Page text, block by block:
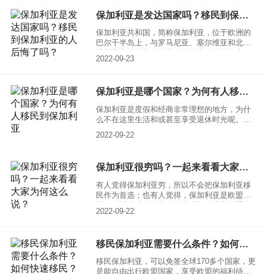
利亚难吗？下面让小编来为大家进行保加利亚
移民条件汇总。
保加利亚共和国，简称保加利亚，位于欧洲的
巴尔干半岛上，与罗马尼亚、塞尔维亚和北马
保加利亚作为一个移民目的地，闯入高净值想
加利亚的人后悔了吗？让小编在接下来的文章
中为大家做出解答。
2022-09-23
保加利亚是哪个国家？为何有人移民到保加利亚
保加利亚是度假和经商非常理想的地方，为什
么不在这里生活和或甚至享受退休时光呢。保
滑雪和海滨度假胜地、风景如画的山川和湖
许多多展示保加利亚 1300 年历史的自然和历
史遗址。除了欧洲最低的不动产价格以外，保
加利亚还提供美丽的原始自然风光、大海和山
川的独特组合以及品种繁多的世界级度假胜
地。
2022-09-22
保加利亚很穷吗？一起来看看大家为何这么说？
有人觉得保加利亚穷，所以不会把保加利亚移
民作为首选；也有人觉得，保加利亚是欧盟
民。 保加利亚在欧盟国家中，不管是从国际地
非常好的选择。
2022-09-22
移民保加利亚需要什么条件？如何快速移民？
移民保加利亚，可以免签全球170多个国家，更
是能自由出行欧盟国家，享受欧盟的福利待